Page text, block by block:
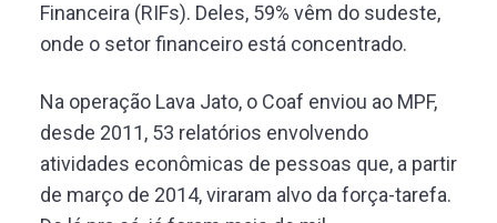
Financeira (RIFs). Deles, 59% vêm do sudeste,
onde o setor financeiro está concentrado.
Na operação Lava Jato, o Coaf enviou ao MPF,
desde 2011, 53 relatórios envolvendo
atividades econômicas de pessoas que, a partir
de março de 2014, viraram alvo da força-tarefa.